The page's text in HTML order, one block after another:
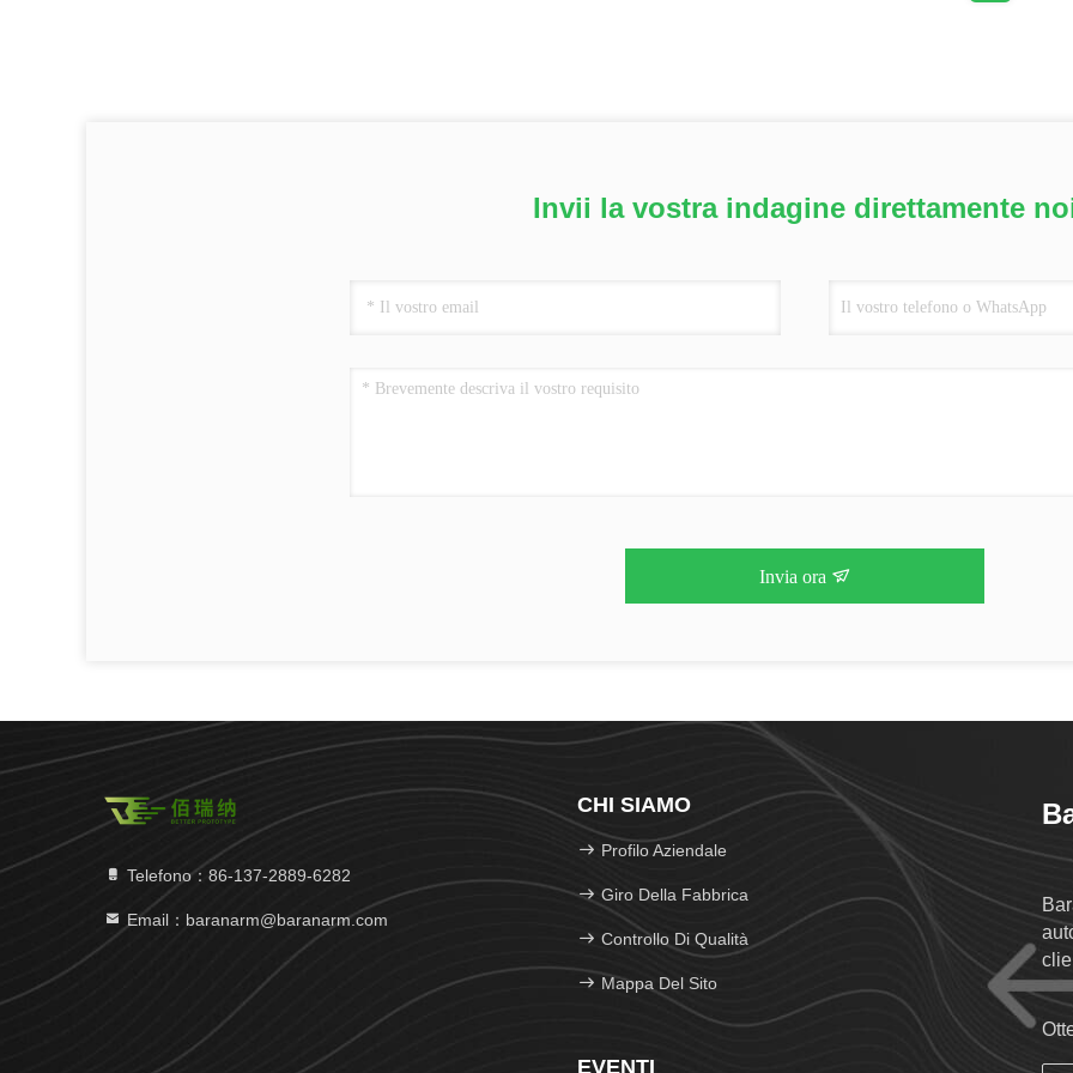
Invii la vostra indagine direttamente
Invia ora
Telefono：86-137-2889-6282
Email：baranarm@baranarm.com
CHI SIAMO
Profilo Aziendale
Giro Della Fabbrica
Controllo Di Qualità
Mappa Del Sito
EVENTI